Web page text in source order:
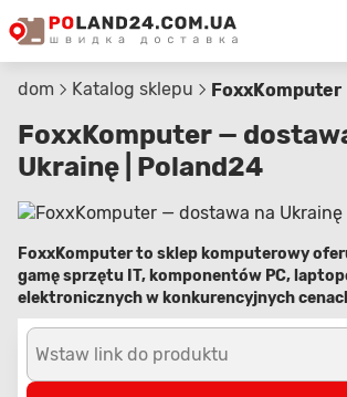
dom Katalog sklepu FoxxKomputer
FoxxKomputer —
Ukrainę | Poland24
FoxxKomputer to sklep komputerowy
gamę sprzętu IT, komponentów PC,
elektronicznych w konkurencyjnych
Wstaw link do produktu